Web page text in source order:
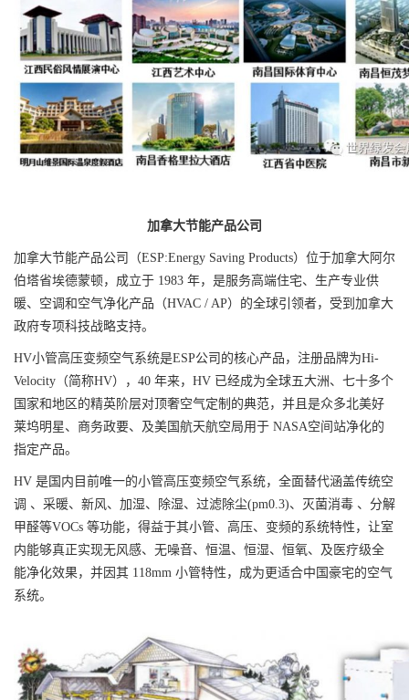
加拿大节能产品公司
加拿大节能产品公司（ESP:Energy Saving Products）位于加拿大阿尔
伯塔省埃德蒙顿，成立于 1983 年，是服务高端住宅、生产专业供
暖、空调和空气净化产品（HVAC / AP）的全球引领者，受到加拿大
政府专项科技战略支持。
HV小管高压变频空气系统是ESP公司的核心产品，注册品牌为Hi-
Velocity（简称HV），40 年来，HV 已经成为全球五大洲、七十多个
国家和地区的精英阶层对顶奢空气定制的典范，并且是众多北美好
莱坞明星、商务政要、及美国航天航空局用于 NASA空间站净化的
指定产品。
HV 是国内目前唯一的小管高压变频空气系统，全面替代涵盖传统空
调 、采暖、新风、加湿、除湿、过滤除尘(pm0.3)、灭菌消毒 、分解
甲醛等VOCs 等功能，得益于其小管、高压、变频的系统特性，让室
内能够真正实现无风感、无噪音、恒温、恒湿、恒氧、及医疗级全
能净化效果，并因其 118mm 小管特性，成为更适合中国豪宅的空气
系统。